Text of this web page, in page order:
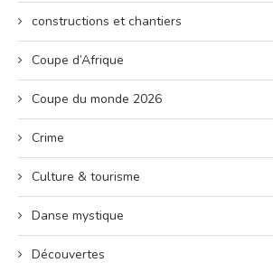
constructions et chantiers
Coupe d’Afrique
Coupe du monde 2026
Crime
Culture & tourisme
Danse mystique
Découvertes